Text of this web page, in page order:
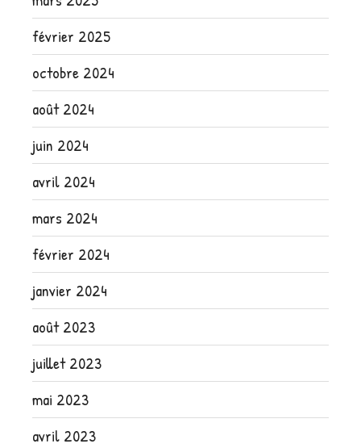
février 2025
octobre 2024
août 2024
juin 2024
avril 2024
mars 2024
février 2024
janvier 2024
août 2023
juillet 2023
mai 2023
avril 2023